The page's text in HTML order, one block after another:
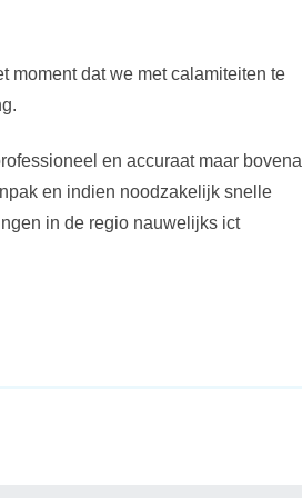
moment dat we met calamiteiten te
en accuraat maar bovenal
en indien noodzakelijk snelle
in de regio nauwelijks ict